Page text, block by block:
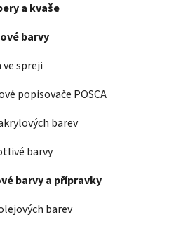
a kvaše
barvy
ve spreji
popisovače POSCA
barev
barvy
barvy a přípravky
barev